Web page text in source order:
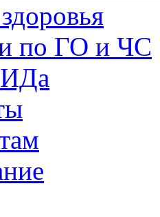
по ГО и ЧС